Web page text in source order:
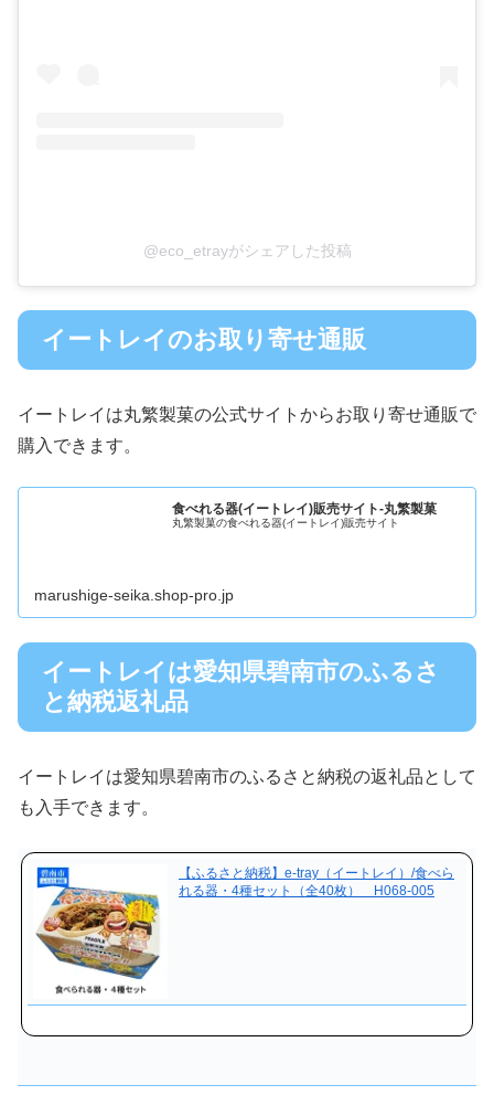
@eco_etrayがシェアした投稿
イートレイのお取り寄せ通販
イートレイは丸繁製菓の公式サイトからお取り寄せ通販で
購入できます。
食べれる器(イートレイ)販売サイト-丸繁製菓
丸繁製菓の食べれる器(イートレイ)販売サイト
marushige-seika.shop-pro.jp
イートレイは愛知県碧南市のふるさ
と納税返礼品
イートレイは愛知県碧南市のふるさと納税の返礼品として
も入手できます。
【ふるさと納税】e-tray（イートレイ）/食べら
れる器・4種セット（全40枚） H068-005